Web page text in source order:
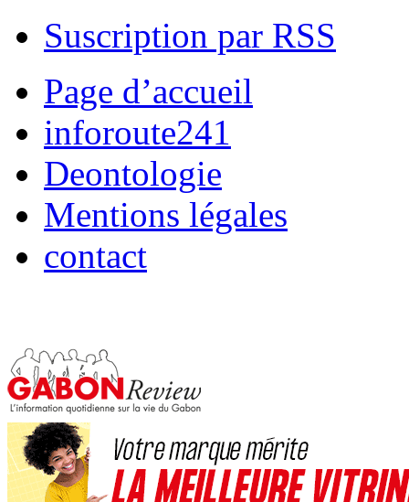
Suscription par RSS
Page d’accueil
inforoute241
Deontologie
Mentions légales
contact